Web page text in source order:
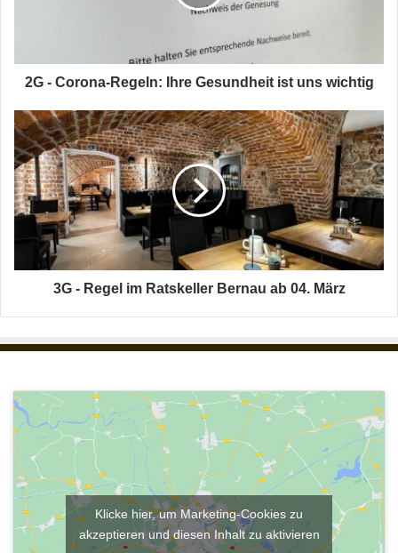
a
g
e
l
n
:
r
s
d
e
i
t
2G - Corona-Regeln: Ihre Gesundheit ist uns wichtig
G
-
R
e
g
i
t
e
l
e
B
r
3G - Regel im Ratskeller Bernau ab 04. März
Klicke hier, um Marketing-Cookies zu
akzeptieren und diesen Inhalt zu aktivieren